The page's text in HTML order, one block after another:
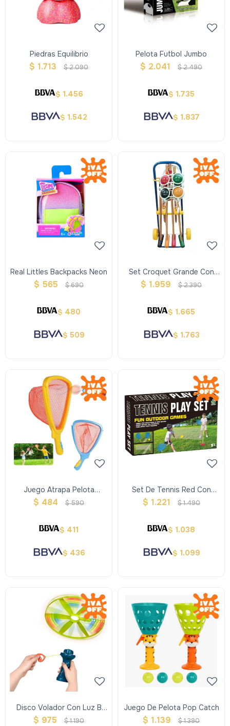
Piedras Equilibrio
$ 1.713 $2.090
$ 1.456
$ 1.542
Pelota Futbol Jumbo
$ 2.041 $2.490
$ 1.735
$ 1.837
Real Littles Backpacks Neon
$ 565 $690
$ 480
$ 509
Set Croquet Grande Con
Carro
$ 1.959 $2.390
$ 1.665
$ 1.763
Juego Atrapa Pelota
Interactivo
$ 484 $ 590
$ 411
$ 436
Set De Tennis Red Con
Pelotas
$ 1.221 $1.490
$ 1.038
$ 1.099
Disco Volador Con Luz B
Toys
$ 975 $1.190
Juego De Pelota Pop Catch
$ 1.139 $1.390